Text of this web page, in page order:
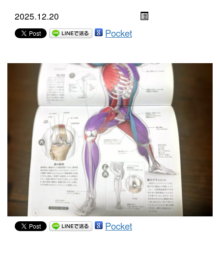
2025.12.20
Pocket
Pocket